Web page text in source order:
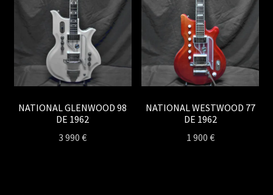
NATIONAL GLENWOOD 98
DE 1962
3 990€
NATIONAL WESTWOOD 77
DE 1962
1 900 €